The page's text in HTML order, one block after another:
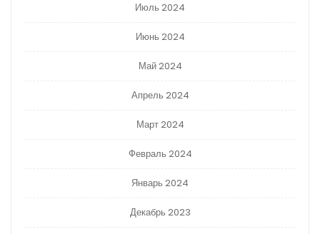
Июль 2024
Июнь 2024
Май 2024
Апрель 2024
Март 2024
Февраль 2024
Январь 2024
Декабрь 2023